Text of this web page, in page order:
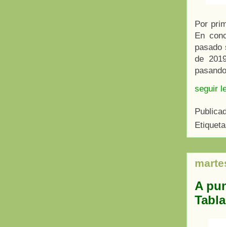
Por
En
pasado
de
seguir
A